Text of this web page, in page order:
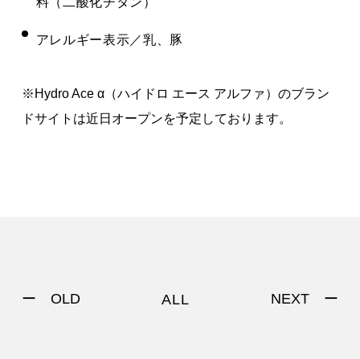
アレルギー表示／乳、豚
※Hydro Ace α（ハイドロ エース アルファ）のブラン
ドサイトは近日オープンを予定しております。
ー OLD ALL NEXT ー